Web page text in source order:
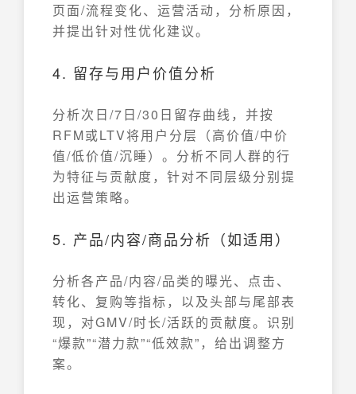
页面/流程变化、运营活动，分析原因，
并提出针对性优化建议。
4. 留存与用户价值分析
分析次日/7日/30日留存曲线，并按
RFM或LTV将用户分层（高价值/中价
值/低价值/沉睡）。分析不同人群的行
为特征与贡献度，针对不同层级分别提
出运营策略。
5. 产品/内容/商品分析（如适用）
分析各产品/内容/品类的曝光、点击、
转化、复购等指标，以及头部与尾部表
现，对GMV/时长/活跃的贡献度。识别
“爆款”“潜力款”“低效款”，给出调整方
案。